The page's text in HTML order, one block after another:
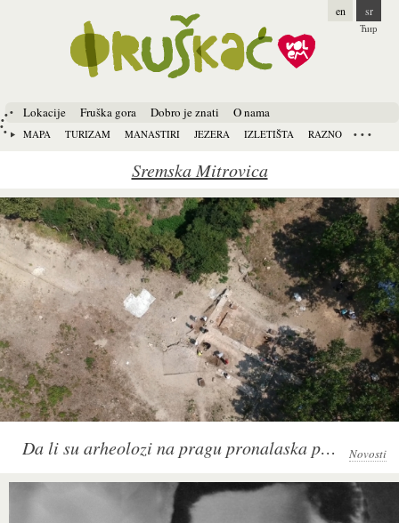
Lokacije
MAPA TURIZAM MANASTIRI JEZERA IZLETIŠTA RAZNO
Fruška gora Dobro je znati O nama
en sr
Ћир
Sremska Mitrovica
Da li su arheolozi na pragu pronalaska palate rimskog cara Maksimilijana? Novosti